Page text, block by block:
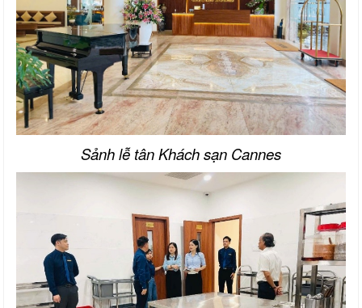
Sảnh lễ tân Khách sạn Cannes